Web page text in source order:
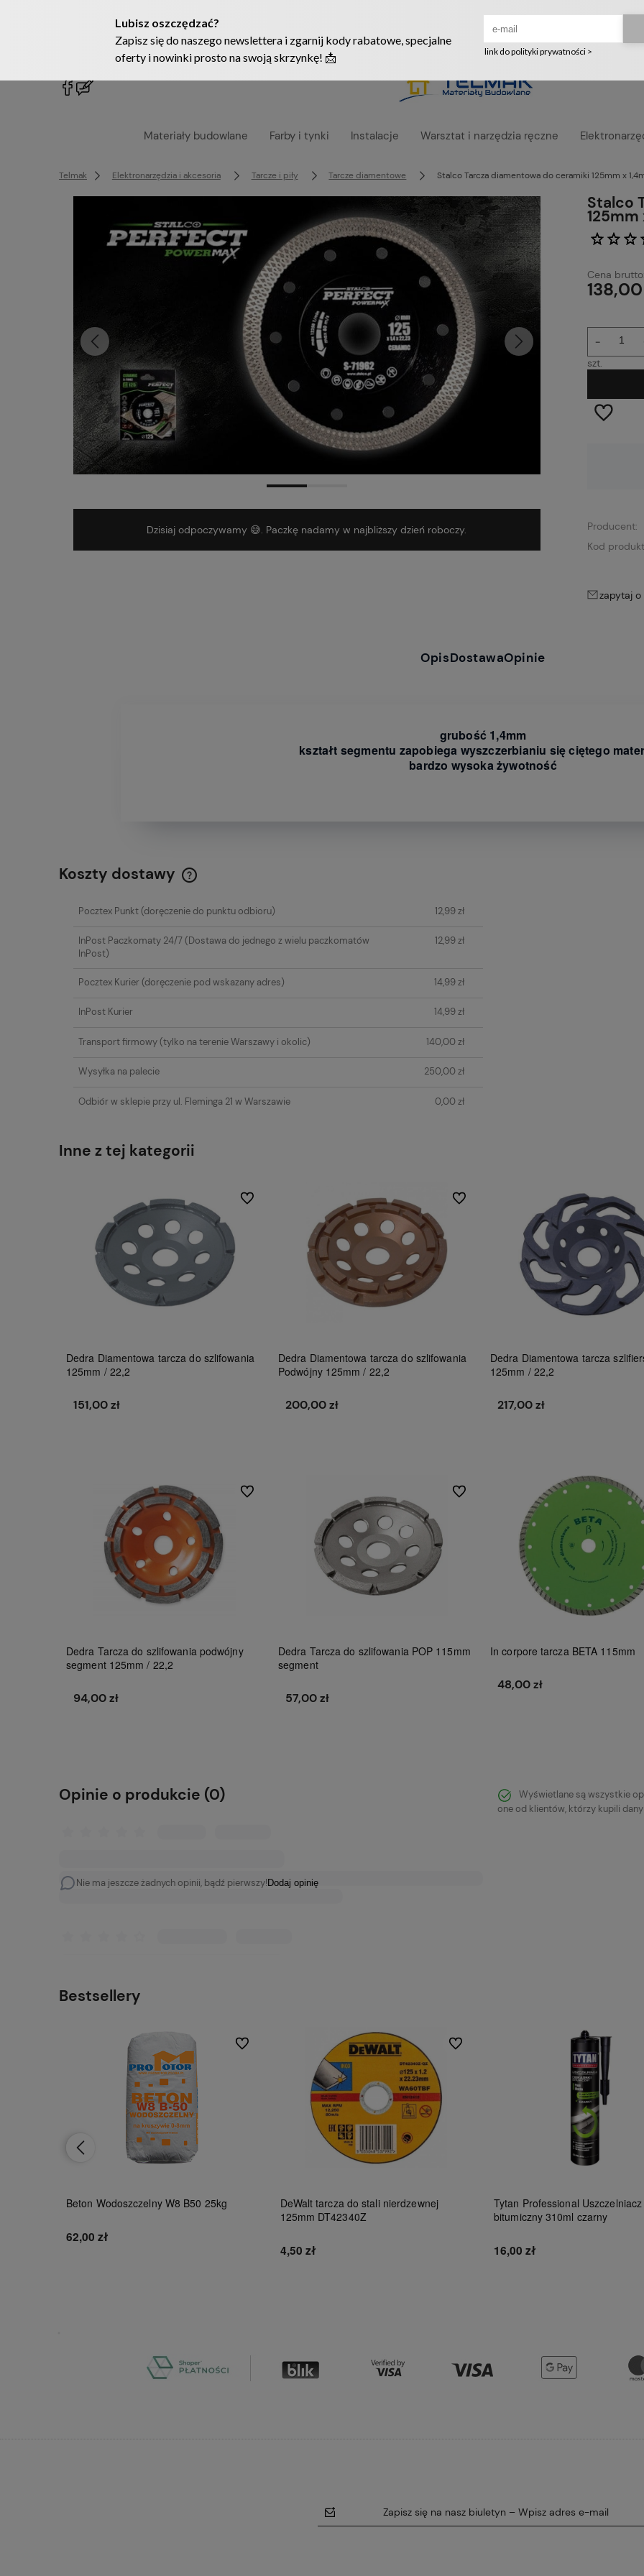
Ruszyła nowa szata graficzna naszego sklepu! ❤️
222905958 sklep@telmak.pl
Materiały budowlane Farby i tynki Instalacje Warsztat i narzędzia ręczne
Telmak Elektronarzędzia i akcesoria Tarcze i piły Tarcze diamentowe Stalco Tarcza diamentowa do ceramiki 125mm x
Dzisiaj odpoczywamy 😅. Paczkę nadamy w najbliższy dzień roboczy.
Stalco
125mm
Cena
138,00
-
szt.
Dostawa: od 12,99 zł
Producent:
Kod
zapytaj
OpisDostawaOpinie
grubość 1,4mm
kształt segmentu zapobiega wyszczerbianiu się ciętego
bardzo wysoka żywotność
Koszty dostawy
Cena nie zawiera ewentualnych kosztów
Pocztex Punkt(doręczenie do punktu odbioru) 12,99 zł
InPost Paczkomaty 24/7(Dostawa do jednego z wielu paczkomatów
InPost)
12,99 zł
Pocztex Kurier(doręczenie pod wskazany adres) 14,99 zł
InPost Kurier 14,99 zł
Transport firmowy(tylko na terenie Warszawy i okolic) 140,00 zł
Wysyłka na palecie 250,00 zł
Odbiór w sklepie przy ul. Fleminga 21 w Warszawie 0,00 zł
Inne z tej kategorii
Dedra Diamentowa tarcza do szlifowania
125mm / 22,2
151,00 zł
Do ulubionych
Dedra Diamentowa tarcza do szlifowania
Podwójny 125mm / 22,2
200,00 zł
Do ulubionych
Dedra Diamentowa tarcza
125mm / 22,2
217,00 zł
Dedra Tarcza do szlifowania podwójny
segment 125mm / 22,2
94,00 zł
Do ulubionych
Dedra Tarcza do szlifowania POP 115mm
segment
57,00 zł
Do ulubionych
In corpore tarcza BETA 115mm
48,00 zł
Opinie o produkcie (0)
Nie ma jeszcze żadnych opinii, bądź pierwszy! Dodaj opinię
Wyświetlane są wszystkie
one od klientów, którzy kupili
Bestsellery
Beton Wodoszczelny W8 B50 25kg
62,00 zł
Do ulubionych
DeWalt tarcza do stali nierdzewnej
125mm DT42340Z
4,50 zł
Do ulubionych
Tytan Professional
bitumiczny 310ml czarny
16,00 zł
Zapisz się na nasz biuletyn – Wpisz adres e-mail